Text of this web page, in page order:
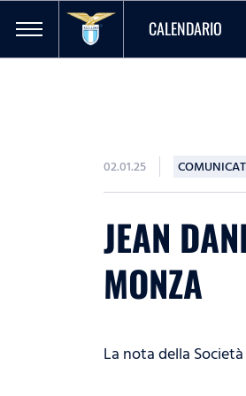
CALENDARIO
02.01.25
JEAN
MONZA
La nota della Società